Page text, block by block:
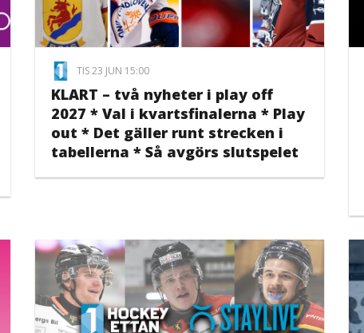
TIS 23 JUN 15:00
KLART – två nyheter i play off
2027 * Val i kvartsfinalerna * Play
out * Det gäller runt strecken i
tabellerna * Så avgörs slutspelet